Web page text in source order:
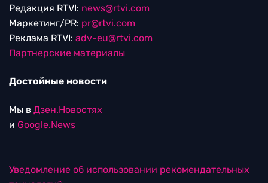
Редакция RTVI: news@rtvi.com
Маркетинг/PR: pr@rtvi.com
Реклама RTVI: adv-eu@rtvi.com
Партнерские материалы
Достойные новости
Мы в Дзен.Новостях
и Google.News
Уведомление об использовании рекомендательных